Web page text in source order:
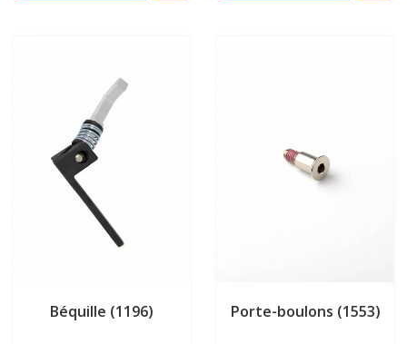
Béquille (1196) Porte-boulons (1553)